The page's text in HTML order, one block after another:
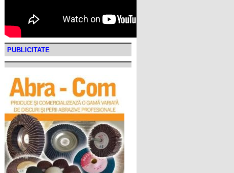
PUBLICITATE